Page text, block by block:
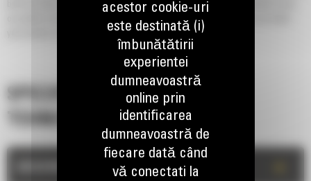
built specialty machines can be sourced through Caterpillar OEM Solutions and
our global network of auxiliary equipment manufacturers. Let us help you build
SPECIFICATII
TEHNICE
acestor cookie-uri
este destinată (i)
îmbunătătirii
experientei
dumneavoastră
online prin
identificarea
dumneavoastră de
fiecare dată când
vă conectati la